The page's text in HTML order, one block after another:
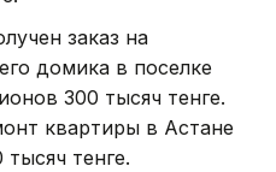
заказ на
домика в поселке
300 тысяч тенге.
квартиры в Астане
тенге.